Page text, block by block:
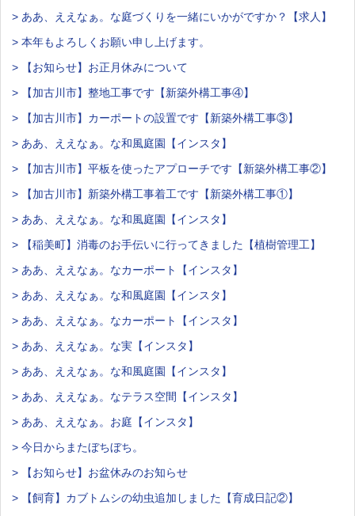
> ああ、ええなぁ。な庭づくりを一緒にいかがですか？【求人】
> 本年もよろしくお願い申し上げます。
> 【お知らせ】お正月休みについて
> 【加古川市】整地工事です【新築外構工事④】
> 【加古川市】カーポートの設置です【新築外構工事③】
> ああ、ええなぁ。な和風庭園【インスタ】
> 【加古川市】平板を使ったアプローチです【新築外構工事②】
> 【加古川市】新築外構工事着工です【新築外構工事①】
> ああ、ええなぁ。な和風庭園【インスタ】
> 【稲美町】消毒のお手伝いに行ってきました【植樹管理工】
> ああ、ええなぁ。なカーポート【インスタ】
> ああ、ええなぁ。な和風庭園【インスタ】
> ああ、ええなぁ。なカーポート【インスタ】
> ああ、ええなぁ。な実【インスタ】
> ああ、ええなぁ。な和風庭園【インスタ】
> ああ、ええなぁ。なテラス空間【インスタ】
> ああ、ええなぁ。お庭【インスタ】
> 今日からまたぼちぼち。
> 【お知らせ】お盆休みのお知らせ
> 【飼育】カブトムシの幼虫追加しました【育成日記②】